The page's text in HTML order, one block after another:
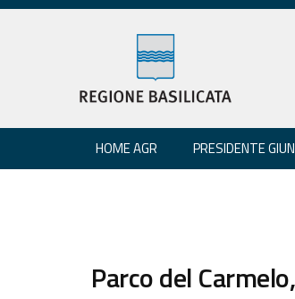
HOME AGR PRESIDENTE
Parco del